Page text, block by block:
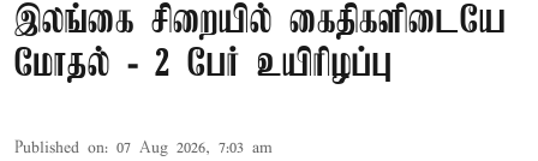
இலங்கை சிறையில் கைதிகளிடையே
மோதல் - 2 பேர் உயிரிழப்பு
Published on: 07 Aug 2026, 7:03 am